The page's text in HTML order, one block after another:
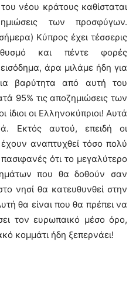
νέου κράτους καθίσταται
των προσφύγων.
Κύπρος έχει τέσσερις
και πέντε φορές
άρα μιλάμε ήδη για
βαρύτητα από αυτή του
95% τις αποζημιώσεις των
οι Ελληνοκύπριοι! Αυτά
Εκτός αυτού, επειδή οι
αναπτυχθεί τόσο πολύ
ότι το μεγαλύτερο
που θα δοθούν σαν
νησί θα κατευθυνθεί στην
θα είναι που θα πρέπει να
τον ευρωπαικό μέσο όρο,
κομμάτι ήδη ξεπερνάει!